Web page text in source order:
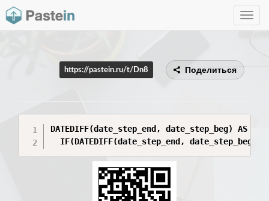
Toggle
https://pastein.ru/t/Dn8 Поделиться
DATEDIFF(date_step_end, date_step_beg) AS
IF(DATEDIFF(date_step_end, date_step_beg)